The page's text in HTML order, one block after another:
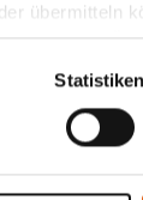
übermitteln
dass die
geeignete
weiterhin
Statistiken
sein.
Freuden
freuen. Und
einen